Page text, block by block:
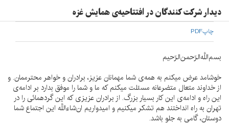
ديدار شركت كنندگان در افتتاحيه‌ى همايش غزه‌
چاپPDF
بسم‌اللَّه‌الرّحمن‌الرّحيم‌
خوشامد عرض ميكنم به همه‌ى شما مهمانان عزيز، برادران و خواهر محترممان. و
از خداوند متعال متضرعانه مسئلت ميكنم كه ما و شما را موفق بدارد بر ادامه‌ى
اين راه و ادامه‌ى اين كار بسيار بزرگ. از برادران عزيزى كه اين گردهمائى را در
تهران به راه انداختند هم تشكر ميكنيم و اميدواريم ان‌شاءاللَّه اين اجتماع شما
دوستان، گامى به جلو باشد.